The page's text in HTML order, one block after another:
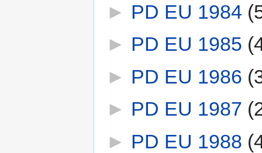
► PD EU 1984
► PD EU 1985
► PD EU 1986
► PD EU 1987
► PD EU 1988